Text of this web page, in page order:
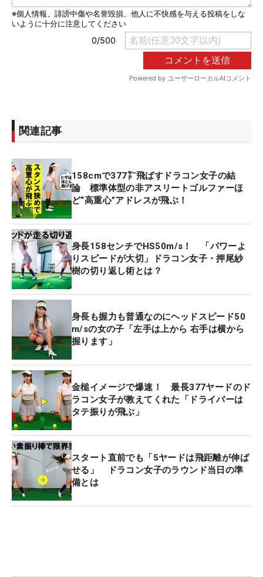
関連記事
158cmで377㍎飛ばすドラコン女子の結
論 標準体型の非アスリートゴルファーほ
ど“高重心”アドレスが飛ぶ！
身長158センチでHS50m/s！ 「パワーよ
りスピードが大切」ドラコン女子・押尾紗
樹の切り返し術とは？
身長も握力も普通なのにヘッドスピード50
m/sの女の子「左手は上から 右手は横から
握ります」
金槌イメージで爆速！ 最長377ヤードのド
ラコン女子が教えてくれた「ドライバーは
タテ振りが飛ぶ」
スタート直前でも「5ヤードは飛距離が伸ば
せる」 ドラコン女子のラウンド当日の準
備とは